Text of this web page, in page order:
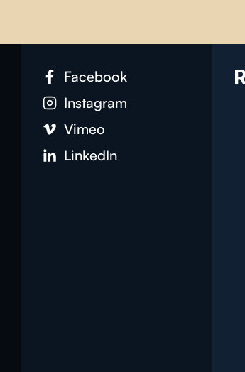
Facebook
Instagram
Vimeo
LinkedIn